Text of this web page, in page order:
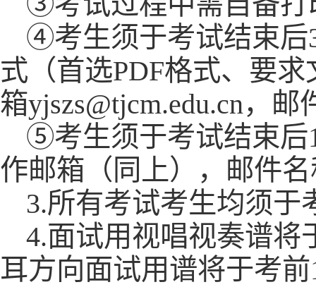
④考生须于考试结束后
式（首选PDF格式、要
箱yjszs@tjcm.edu.cn，
⑤考生须于考试结束后
作邮箱（同上），邮件
3.所有考试考生均须于
4.面试用视唱视奏谱将
耳方向面试用谱将于考